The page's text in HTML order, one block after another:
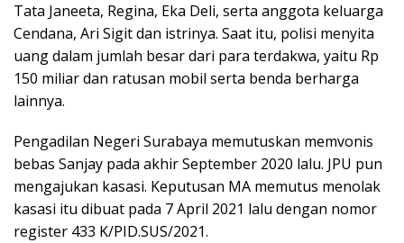
Tata Janeeta, Regina, Eka Deli, serta anggota keluarga
Cendana, Ari Sigit dan istrinya. Saat itu, polisi menyita
uang dalam jumlah besar dari para terdakwa, yaitu Rp
150 miliar dan ratusan mobil serta benda berharga
lainnya.
Pengadilan Negeri Surabaya memutuskan memvonis
bebas Sanjay pada akhir September 2020 lalu. JPU pun
mengajukan kasasi. Keputusan MA memutus menolak
kasasi itu dibuat pada 7 April 2021 lalu dengan nomor
register 433 K/PID.SUS/2021.